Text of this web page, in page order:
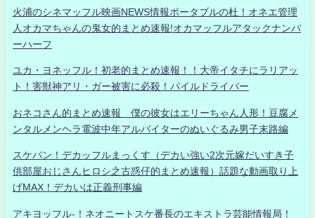
火浦のシネマッフル映画NEWS情報ポータブルの杜！オネエ管理
人オカマちゃんの鬼女的まとめ速報!オカマッフルアタックナンバ
ーハーフ
ユカ・ヨネッフル！初老的まとめ速報！！大帝イタチにラリアッ
ト！害獣神アリ・ガー被害に必殺！パイルドライバー
おネコさん的まとめ速報 僕の彼女はエリーちゃん人形！豆腐メ
ンタルメンヘラ電波中年アルバイターのぬいぐるみ男子末路編
スケバン！デカッフルまっくす（デカい強い2次元嫁だいすき子
供部屋おじさんヒロシ之古惑仔的まとめ速報）話題な動画取り上
げMAX！デカいは正義刑事編
アキヨッフル-！ネオニートスケ番長のエキストラ芸能情報局！